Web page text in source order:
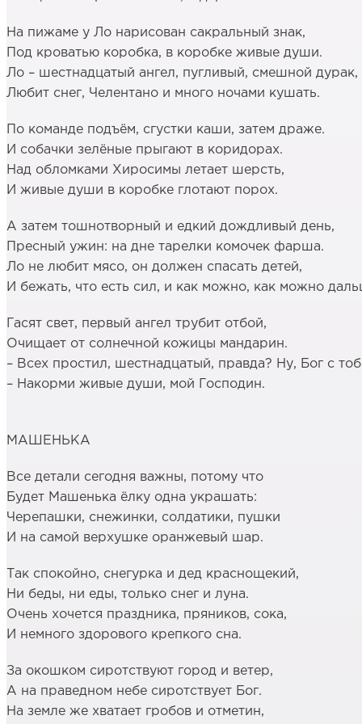
На пижаме у Ло нарисован сакральный знак,
Под кроватью коробка, в коробке живые души.
Ло – шестнадцатый ангел, пугливый, смешной дурак,
Любит снег, Челентано и много ночами кушать.
По команде подъём, сгустки каши, затем драже.
И собачки зелёные прыгают в коридорах.
Над обломками Хиросимы летает шерсть,
И живые души в коробке глотают порох.
А затем тошнотворный и едкий дождливый день,
Пресный ужин: на дне тарелки комочек фарша.
Ло не любит мясо, он должен спасать детей,
И бежать, что есть сил, и как можно, как можно
Гасят свет, первый ангел трубит отбой,
Очищает от солнечной кожицы мандарин.
– Всех простил, шестнадцатый, правда? Ну, Бог с
– Накорми живые души, мой Господин.
МАШЕНЬКА
Все детали сегодня важны, потому что
Будет Машенька ёлку одна украшать:
Черепашки, снежинки, солдатики, пушки
И на самой верхушке оранжевый шар.
Так спокойно, снегурка и дед краснощекий,
Ни беды, ни еды, только снег и луна.
Очень хочется праздника, пряников, сока,
И немного здорового крепкого сна.
За окошком сиротствуют город и ветер,
А на праведном небе сиротствует Бог.
На земле же хватает гробов и отметин,